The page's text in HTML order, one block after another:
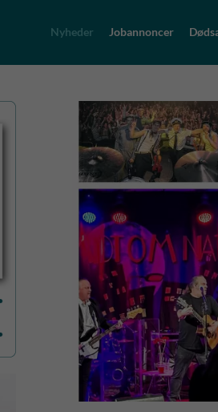
Nyheder Jobannoncer